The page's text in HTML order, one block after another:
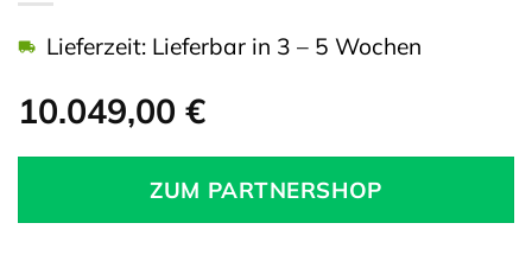
10.049,00 €
Lieferzeit: Lieferbar in 3 – 5 Wochen
ZUM PARTNERSHOP